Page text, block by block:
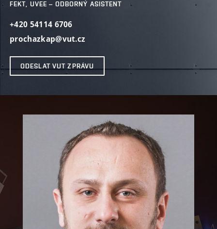
FEKT, UVEE – ODBORNÝ ASISTENT
+420 54114 6706
prochazkap@vut.cz
ODESLAT VUT ZPRÁVU